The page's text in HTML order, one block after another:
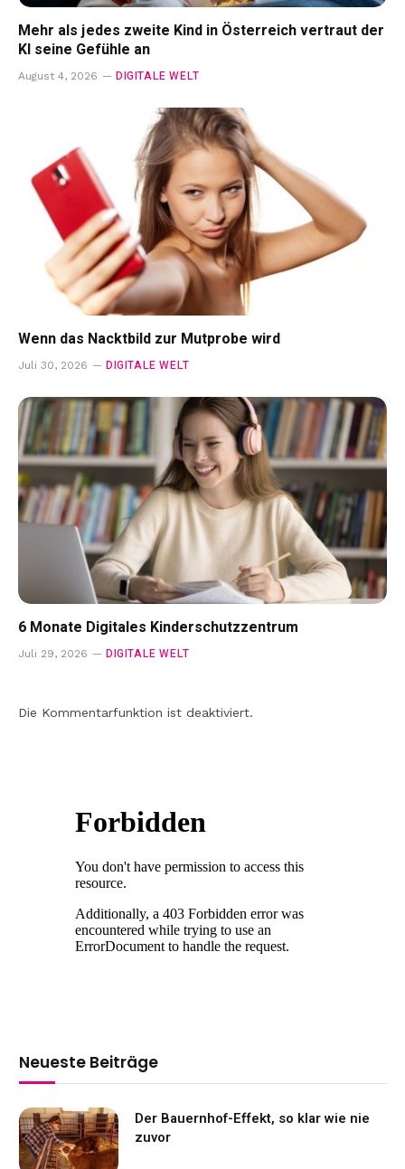
Mehr als jedes zweite Kind in Österreich vertraut der
KI seine Gefühle an
August 4, 2026 DIGITALE WELT
Wenn das Nacktbild zur Mutprobe wird
Juli 30, 2026 DIGITALE WELT
6 Monate Digitales Kinderschutzzentrum
Juli 29, 2026 DIGITALE WELT
Die Kommentarfunktion ist deaktiviert.
Neueste Beiträge
Der Bauernhof-Effekt, so klar wie nie
zuvor